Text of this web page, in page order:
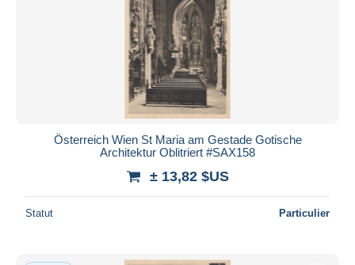
Österreich Wien St Maria am Gestade Gotische
Architektur Oblitriert #SAX158
± 13,82 $US
Statut Particulier